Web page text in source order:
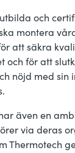
och
montera
att säkra
och för att
nöjd med sin
även en
via deras
Thermotech